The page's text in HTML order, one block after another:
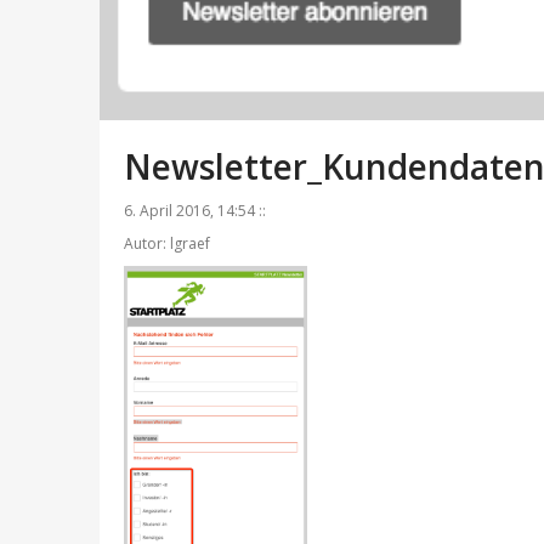
Newsletter_Kundendaten
6. April 2016, 14:54 ::
Autor: lgraef